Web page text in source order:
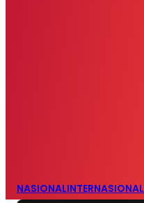
NASIONALINTERNASIONAL